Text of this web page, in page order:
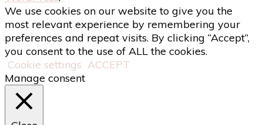
We use cookies on our website to give you the
most relevant experience by remembering your
preferences and repeat visits. By clicking “Accept”,
you consent to the use of ALL the cookies.
Cookie settings ACCEPT
Manage consent